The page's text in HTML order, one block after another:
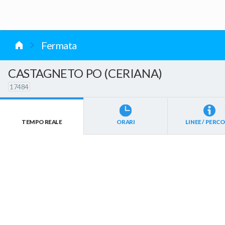
Fermata
CASTAGNETO PO (CERIANA)
17484
TEMPO REALE ORARI LINEE /